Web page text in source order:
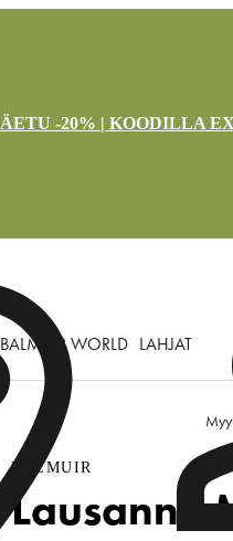
-20% | KOODILLA
BALMUIR WORLD LAHJAT
BALMUIR
Lausanne